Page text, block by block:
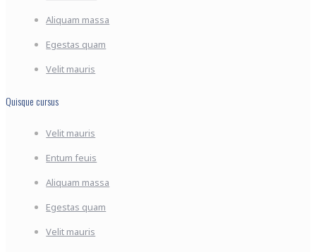
Aliquam massa
Egestas quam
Velit mauris
Quisque cursus
Velit mauris
Entum feuis
Aliquam massa
Egestas quam
Velit mauris